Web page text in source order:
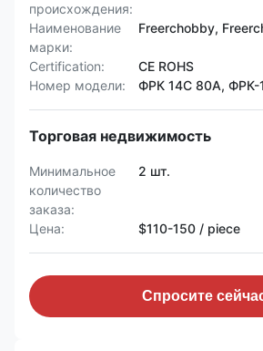
происхождения:
Наименование
марки:
Freerchobby,
Certification:
CE ROHS
Номер модели:
ФРК 14С 80А, ФРК-
Торговая недвижимость
Минимальное
количество
заказа:
2 шт.
Цена: $110-150 / piece
Спросите